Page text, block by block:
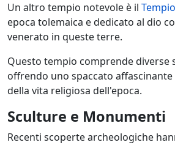
Un altro tempio notevole è il
epoca tolemaica e dedicato al dio
venerato in queste terre.
Questo tempio comprende diverse
offrendo uno spaccato
della vita religiosa dell'epoca.
Sculture e Monumenti
Recenti scoperte archeologiche